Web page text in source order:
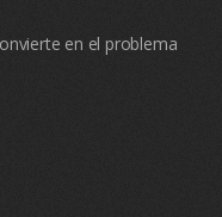
en el problema